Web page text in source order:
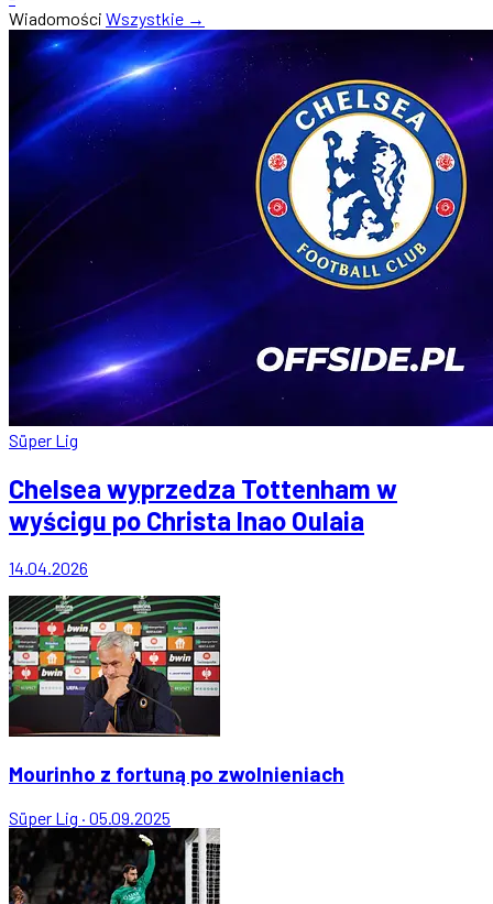
Wiadomości Wszystkie →
Süper Lig
Chelsea wyprzedza Tottenham w
wyścigu po Christa Inao Oulaia
14.04.2026
Mourinho z fortuną po zwolnieniach
Süper Lig · 05.09.2025